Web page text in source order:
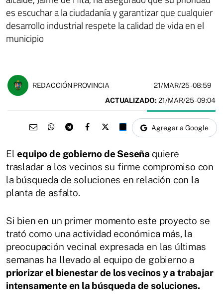
es escuchar a la ciudadanía y garantizar que cualquier
desarrollo industrial respete la calidad de vida en el
municipio
REDACCIÓN PROVINCIA 21/MAR/25- 08:59
ACTUALIZADO: 21/MAR/25 - 09:04
Agregar a Google
Elequipo de gobierno de Seseña quiere
trasladar a los vecinos su firme compromiso con
la búsqueda de soluciones en relación con la
planta de asfalto.
Si bien en un primer momento este proyecto se
trató como una actividad económica más, la
preocupación vecinal expresada en las últimas
semanas ha llevado al equipo de gobierno a
priorizar el bienestar de los vecinos y a trabajar
intensamente en la búsqueda de soluciones.